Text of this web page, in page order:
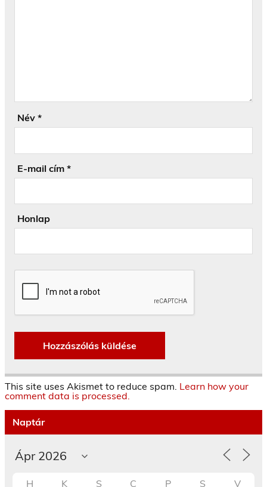
Név *
E-mail cím *
Honlap
This site uses Akismet to reduce spam. Learn how your
comment data is processed.
Naptár
H K S C P S V